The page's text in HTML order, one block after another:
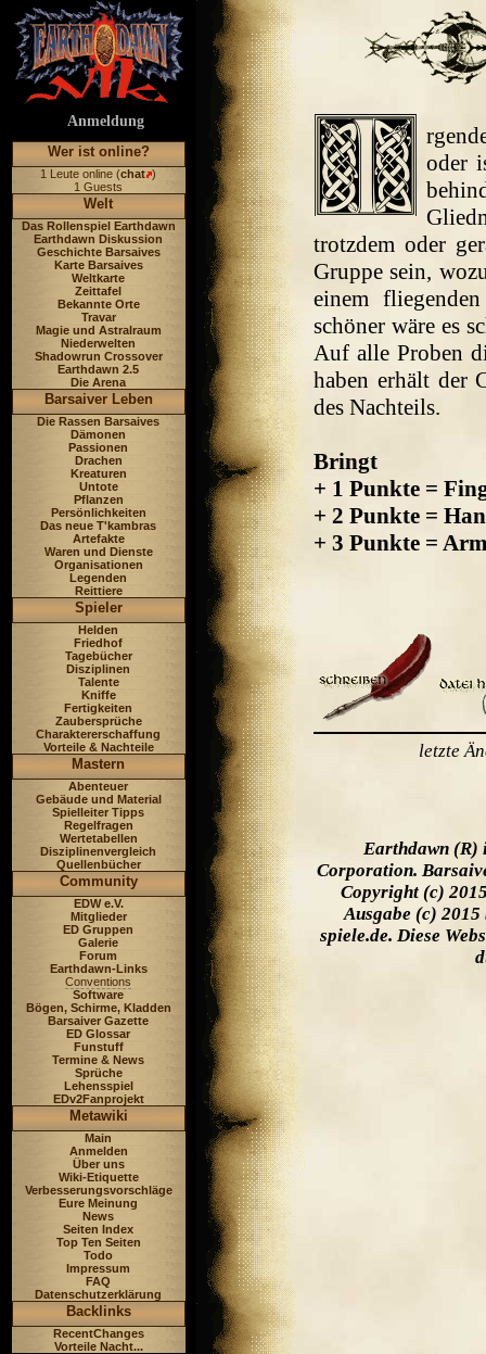
Anmeldung
Wer ist online?
1 Leute online (chat )
1 Guests
Welt
Das Rollenspiel Earthdawn
Earthdawn Diskussion
Geschichte Barsaives
Karte Barsaives
Weltkarte
Zeittafel
Bekannte Orte
Travar
Magie und Astralraum
Niederwelten
Shadowrun Crossover
Earthdawn 2.5
Die Arena
Barsaiver Leben
Die Rassen Barsaives
Dämonen
Passionen
Drachen
Kreaturen
Untote
Pflanzen
Persönlichkeiten
Das neue T'kambras
Artefakte
Waren und Dienste
Organisationen
Legenden
Reittiere
Spieler
Helden
Friedhof
Tagebücher
Disziplinen
Talente
Kniffe
Fertigkeiten
Zaubersprüche
Charaktererschaffung
Vorteile & Nachteile
Mastern
Abenteuer
Gebäude und Material
Spielleiter Tipps
Regelfragen
Wertetabellen
Disziplinenvergleich
Quellenbücher
Community
EDW e.V.
Mitglieder
ED Gruppen
Galerie
Forum
Earthdawn-Links
Conventions
Software
Bögen, Schirme, Kladden
Barsaiver Gazette
ED Glossar
Funstuff
Termine & News
Sprüche
Lehensspiel
EDv2Fanprojekt
Metawiki
Main
Anmelden
Über uns
Wiki-Etiquette
Verbesserungsvorschläge
Eure Meinung
News
Seiten Index
Top Ten Seiten
Todo
Impressum
FAQ
Datenschutzerklärung
Backlinks
RecentChanges
Vorteile Nacht...
oder
trotzdem oder
Gruppe sein,
einem
schöner wäre es
Auf alle Proben
haben erhält der
des Nachteils.
Bringt
+ 1 Punkte =
+ 2 Punkte =
+ 3 Punkte =
letzte
Earthdawn (R)
Corporation.
Copyright (c)
Ausgabe (c) 2015
spiele.de. Diese